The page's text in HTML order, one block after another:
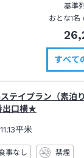
基準
おとな1名
すべて
テイプラン（素泊
出口横★
11.13平米
事なし 禁煙